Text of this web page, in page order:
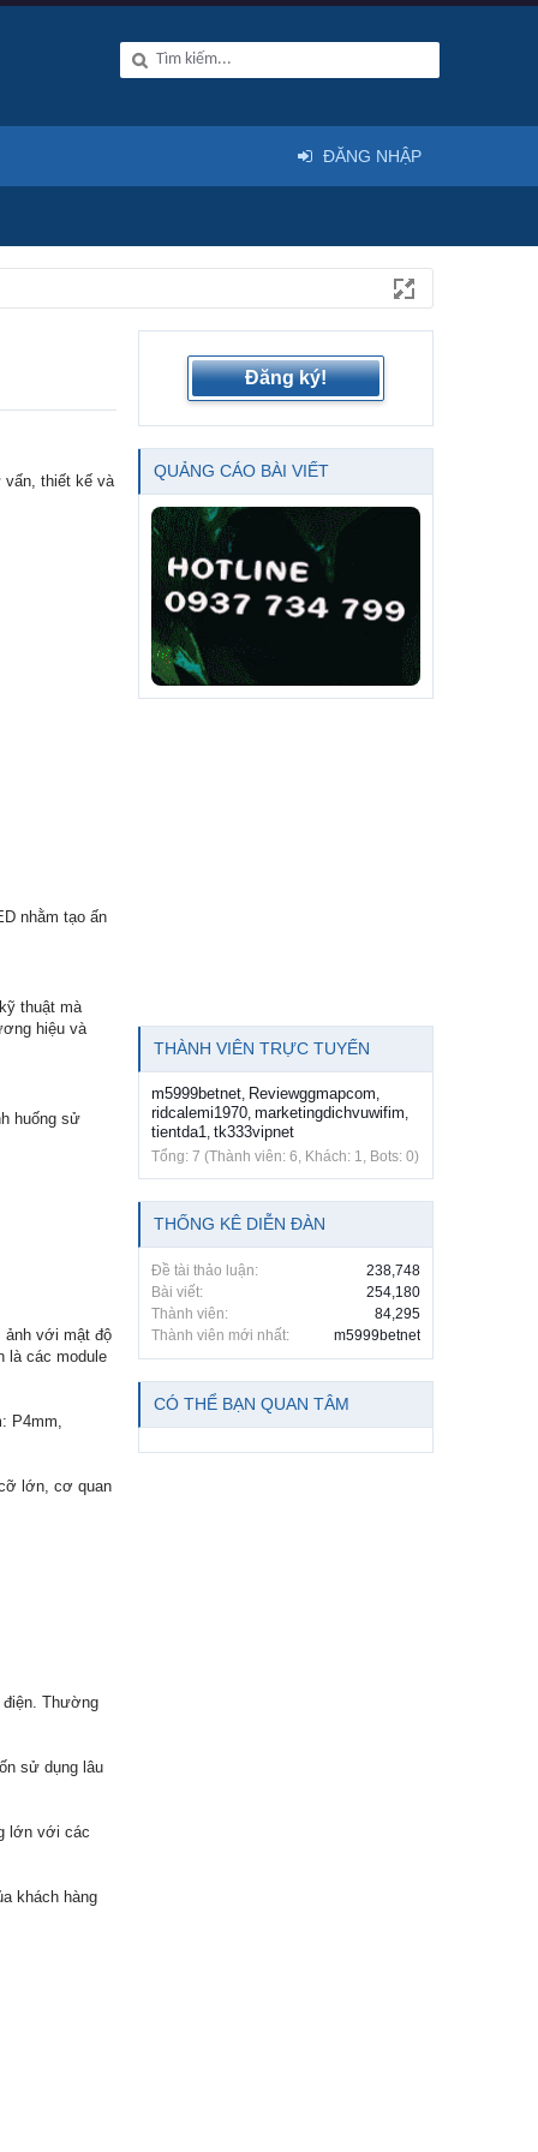
vấn, thiết kế và
nhằm tạo ấn
thuật mà
hiệu và
huống sử
ảnh với mật độ
là các module
P4mm,
lớn, cơ quan
điện. Thường
sử dụng lâu
lớn với các
khách hàng
Đăng ký!
QUẢNG CÁO BÀI VIẾT
THÀNH VIÊN TRỰC TUYẾN
m5999betnet, Reviewggmapcom,
ridcalemi1970, marketingdichvuwifim,
tientda1, tk333vipnet
Tổng: 7 (Thành viên: 6, Khách: 1, Bots: 0)
THỐNG KÊ DIỄN ĐÀN
Đề tài thảo luận:
238,748
Bài viết:
254,180
Thành viên:
84,295
Thành viên mới nhất:
m5999betnet
CÓ THỂ BẠN QUAN TÂM
ĐĂNG NHẬP